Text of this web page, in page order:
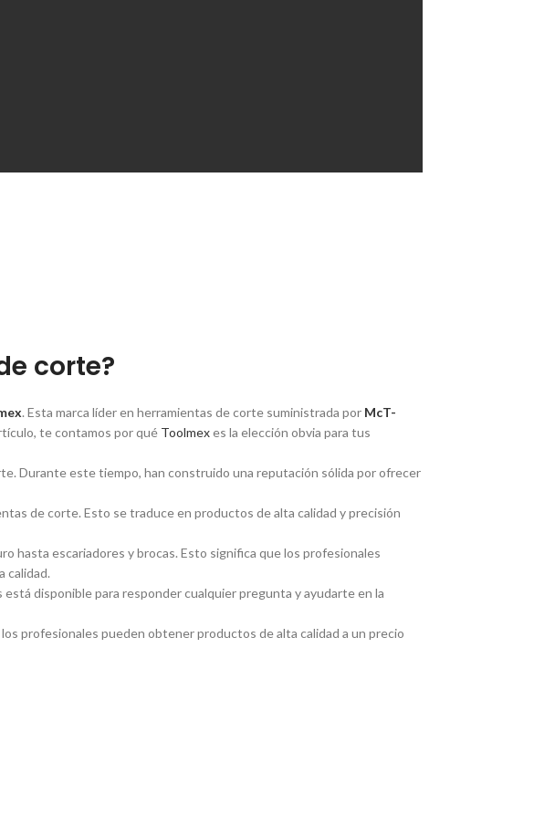
corte?
. Esta marca lí­der en herramientas de corte suministrada por McT-
te contamos por qué Toolmexes la elección obvia para tus
Durante este tiempo, han construido una reputación sólida por ofrecer
de corte. Esto se traduce en productos de alta calidad y precisión
hasta escariadores y brocas. Esto significa que los profesionales
calidad.
disponible para responder cualquier pregunta y ayudarte en la
profesionales pueden obtener productos de alta calidad a un precio